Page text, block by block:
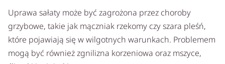
Uprawa sałaty może być zagrożona przez choroby
grzybowe, takie jak mączniak rzekomy czy szara pleśń,
które pojawiają się w wilgotnych warunkach. Problemem
mogą być również zgnilizna korzeniowa oraz mszyce,